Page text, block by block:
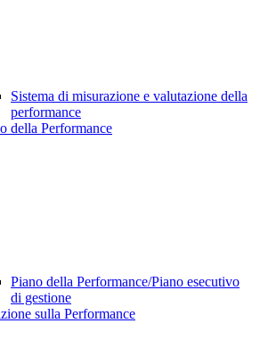
Sistema di misurazione e valutazione della
performance
della Performance
Piano della Performance/Piano esecutivo
di gestione
sulla Performance